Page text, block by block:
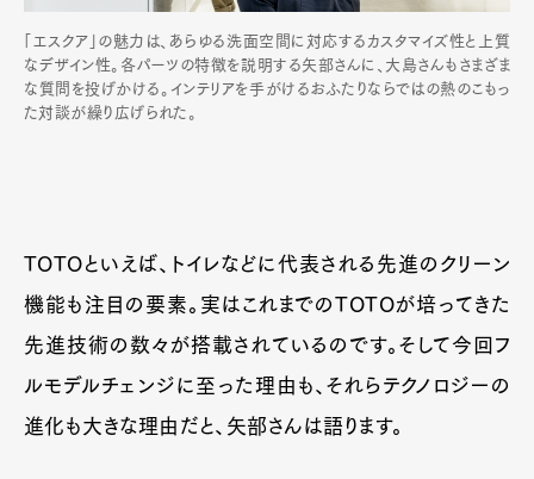
「エスクア」の魅力は、あらゆる洗面空間に対応するカスタマイズ性と上質
なデザイン性。各パーツの特徴を説明する矢部さんに、大島さんもさまざま
な質問を投げかける。インテリアを手がけるおふたりならではの熱のこもっ
た対談が繰り広げられた。
TOTOといえば、トイレなどに代表される先進のクリーン
機能も注目の要素。実はこれまでのTOTOが培ってきた
先進技術の数々が搭載されているのです。そして今回フ
ルモデルチェンジに至った理由も、それらテクノロジーの
進化も大きな理由だと、矢部さんは語ります。